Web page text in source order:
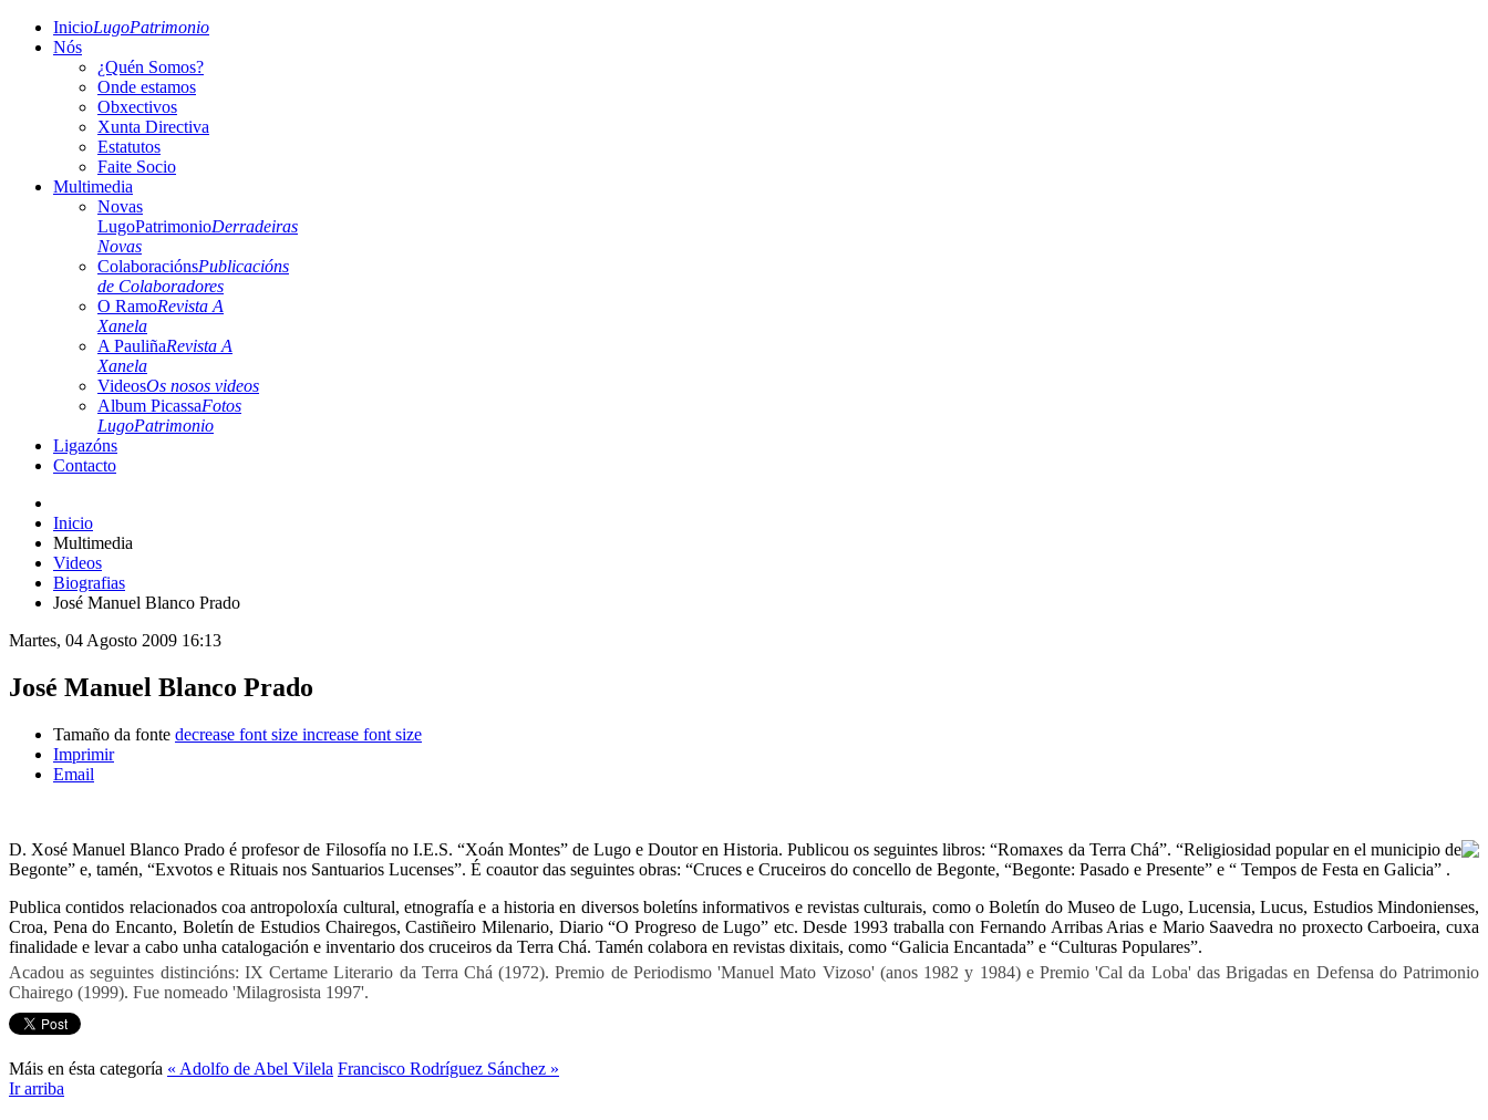
InicioLugoPatrimonio
Nós
¿Quén Somos?
Onde estamos
Obxectivos
Xunta Directiva
Estatutos
Faite Socio
Multimedia
Novas
LugoPatrimonioDerradeiras
Novas
ColaboraciónsPublicacións
de Colaboradores
O RamoRevista A
Xanela
A PauliñaRevista A
Xanela
VideosOs nosos videos
Album PicassaFotos
LugoPatrimonio
Ligazóns
Contacto
Inicio
Multimedia
Videos
Biografias
José Manuel Blanco Prado
Martes, 04 Agosto 2009 16:13
José Manuel Blanco Prado
Tamaño da fonte decrease font size increase font size
Imprimir
Email
D. Xosé Manuel Blanco Prado é profesor de Filosofía no I.E.S. “Xoán Montes” de Lugo e Doutor en Historia. Publicou os seguintes libros: “Romaxes da Terra Chá”. “Religiosidad popular en el municipio de
Begonte” e, tamén, “Exvotos e Rituais nos Santuarios Lucenses”. É coautor das seguintes obras: “Cruces e Cruceiros do concello de Begonte, “Begonte: Pasado e Presente” e “ Tempos de Festa en Galicia” .
Publica contidos relacionados coa antropoloxía cultural, etnografía e a historia en diversos boletíns informativos e revistas culturais, como o Boletín do Museo de Lugo, Lucensia, Lucus, Estudios Mindonienses,
Croa, Pena do Encanto, Boletín de Estudios Chairegos, Castiñeiro Milenario, Diario “O Progreso de Lugo” etc. Desde 1993 traballa con Fernando Arribas Arias e Mario Saavedra no proxecto Carboeira, cuxa
finalidade e levar a cabo unha catalogación e inventario dos cruceiros da Terra Chá. Tamén colabora en revistas dixitais, como “Galicia Encantada” e “Culturas Populares”.
Acadou as seguintes distincións: IX Certame Literario da Terra Chá (1972). Premio de Periodismo 'Manuel Mato Vizoso' (anos 1982 y 1984) e Premio 'Cal da Loba' das Brigadas en Defensa do Patrimonio
Chairego (1999). Fue nomeado 'Milagrosista 1997'.
Máis en ésta categoría « Adolfo de Abel Vilela Francisco Rodríguez Sánchez »
Ir arriba